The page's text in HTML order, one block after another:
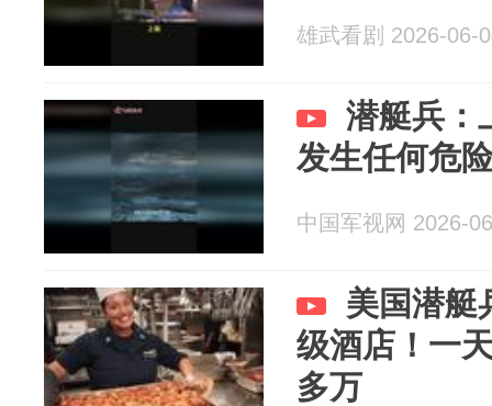
雄武看剧 2026-06-
潜艇兵：
发生任何危
中国军视网 2026-
美国潜艇
级酒店！一
多万